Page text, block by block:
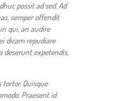
possit ad sed. Ad
semper offendit
qui, an audire
dicam repudiare
deserunt expetendis,
tortor. Quisque
Praesent id